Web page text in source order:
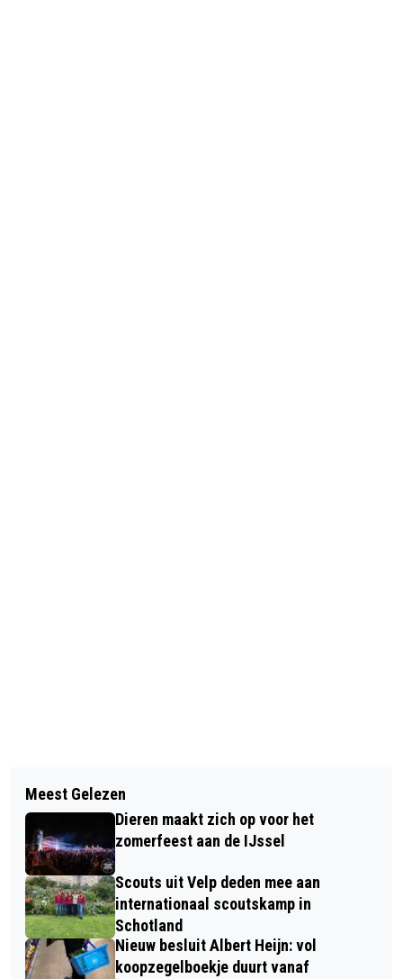
GRATIS OPRUIMING
WINTERCOLLECTIE STICHTING STRAK
KLEDINGBEURS DE INLOOPKAST
RHEDEN DRUK BEZOCHT
Meest Gelezen
Dieren maakt zich op voor het
zomerfeest aan de IJssel
Scouts uit Velp deden mee aan
internationaal scoutskamp in
Schotland
Nieuw besluit Albert Heijn: vol
koopzegelboekje duurt vanaf